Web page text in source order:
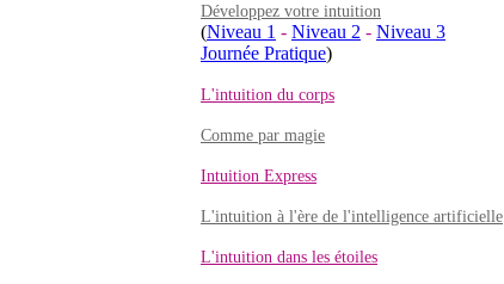
Développez votre intuition
(Niveau 1 - Niveau 2 - Niveau 3
Journée Pratique)
L'intuition du corps
Comme par magie
Intuition Express
L'intuition à l'ère de l'intelligence artificielle
L'intuition dans les étoiles